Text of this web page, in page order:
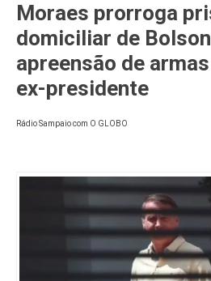
Moraes prorroga
domiciliar de
apreensão de
ex-presidente
Rádio Sampaio com O GLOBO